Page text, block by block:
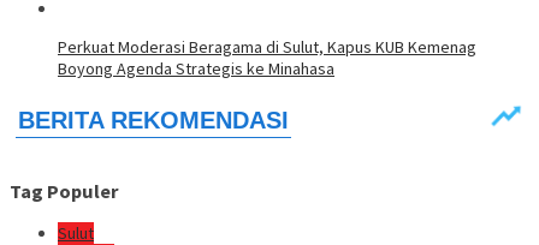
Perkuat Moderasi Beragama di Sulut, Kapus KUB Kemenag
Boyong Agenda Strategis ke Minahasa
Tag Populer
Sulut